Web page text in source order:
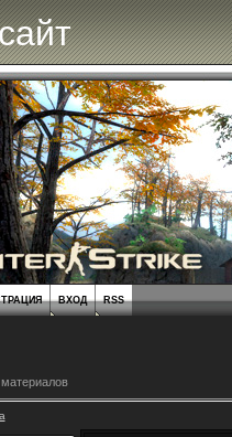
ВХОД RSS